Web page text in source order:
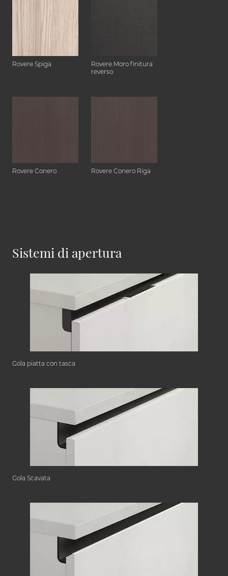
Rovere Spiga
Rovere Moro finitura
reverso
Rovere Conero Rovere Conero Riga
Sistemi di apertura
Gola piatta con tasca
Gola Scavata